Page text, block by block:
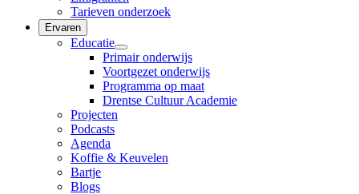
Tarieven onderzoek
Ervaren
Educatie
Primair onderwijs
Voortgezet onderwijs
Programma op maat
Drentse Cultuur Academie
Projecten
Podcasts
Agenda
Koffie & Keuvelen
Bartje
Blogs